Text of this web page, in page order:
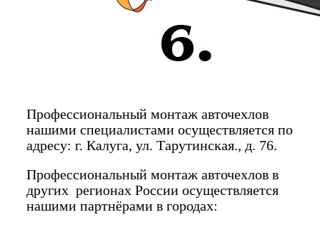
Профессиональный монтаж авточехлов
нашими специалистами осуществляется по
адресу: г. Калуга, ул. Тарутинская., д. 76.
Профессиональный монтаж авточехлов в
других регионах России осуществляется
нашими партнёрами в городах: